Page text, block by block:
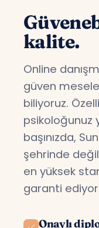
kalite.
Online
güven
biliyoruz.
psikoloğunuz
başınızda,
şehrinde
en yüksek
garanti
Onaylı